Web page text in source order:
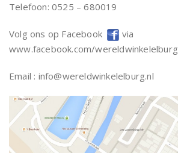
Telefoon: 0525 – 680019
Volg ons op Facebook
via
www.facebook.com/wereldwinkelelburg
Email : info@wereldwinkelelburg.nl